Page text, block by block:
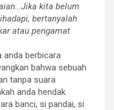
kita belum
bertanyalah
atau pengamat
anda berbicara
bahwa sebuah
tanpa suara
anda hendak
banci, si pandai, si